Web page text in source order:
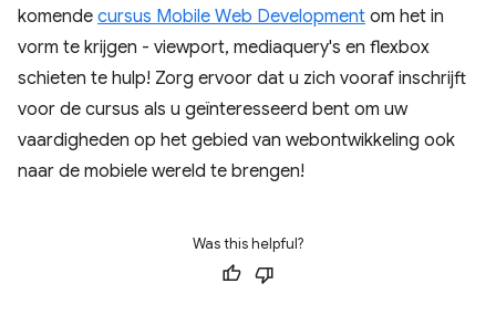
komende cursus Mobile Web Development om het in
vorm te krijgen - viewport, mediaquery's en flexbox
schieten te hulp! Zorg ervoor dat u zich vooraf inschrijft
voor de cursus als u geïnteresseerd bent om uw
vaardigheden op het gebied van webontwikkeling ook
naar de mobiele wereld te brengen!
Was this helpful?